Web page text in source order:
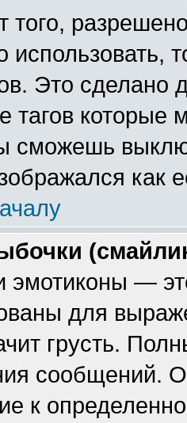
того,
использовать,
Это сделано
тагов
сможешь
как
эмотиконы —
для
грусть.
сообщений.
к